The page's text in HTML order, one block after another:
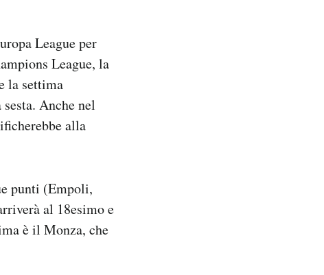
League per
League, la
la settima
Anche nel
alla
punti (Empoli,
al 18esimo e
è il Monza, che